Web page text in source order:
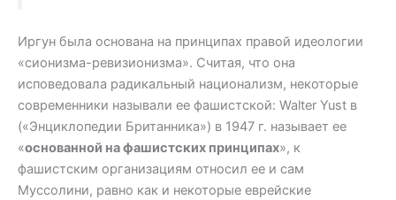
Иргун была основана на принципах правой идеологии
«сионизма-ревизионизма». Считая, что она
исповедовала радикальный национализм, некоторые
современники называли ее фашистской: Walter Yust в
(«Энциклопедии Британника») в 1947 г. называет ее
«основанной на фашистских принципах», к
фашистским организациям относил ее и сам
Муссолини, равно как и некоторые еврейские